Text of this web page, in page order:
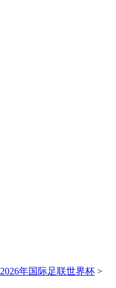
2026年国际足联世界杯 >